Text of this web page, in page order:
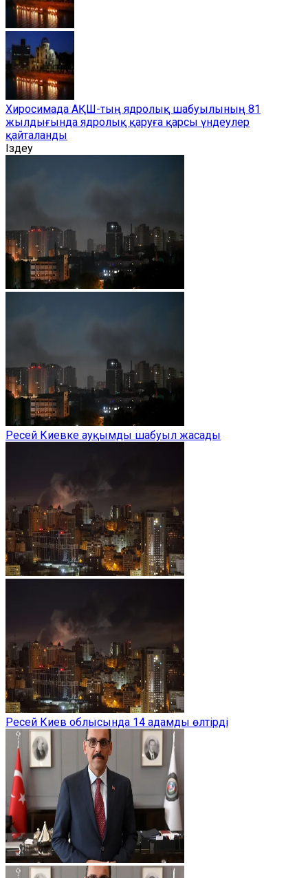
Хиросимада АҚШ-тың ядролық шабуылының 81
жылдығында ядролық қаруға қарсы үндеулер
қайталанды
Іздеу
Ресей Киевке ауқымды шабуыл жасады
Ресей Киев облысында 14 адамды өлтірді